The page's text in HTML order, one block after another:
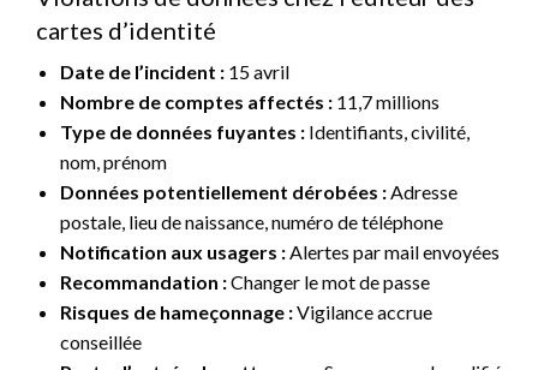
cartes d’identité
Date de l’incident : 15 avril
Nombre de comptes affectés : 11,7 millions
Type de données fuyantes : Identifiants, civilité,
nom, prénom
Données potentiellement dérobées :Adresse
postale, lieu de naissance, numéro de téléphone
Notification aux usagers :Alertes par mail envoyées
Recommandation :Changer le mot de passe
Risques de hameçonnage :Vigilance accrue
conseillée